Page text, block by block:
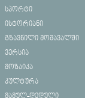
სპორტი
ისტორიანი
გზავნილი მომავალში
ვერსია
მოზაიკა
კულტურა
მამულ-დედული